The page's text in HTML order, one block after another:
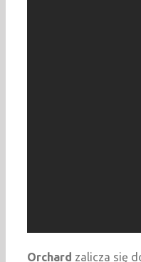
Orchard zalicza się